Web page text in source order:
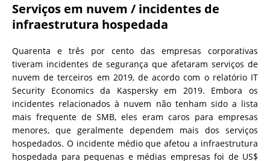
Serviços em nuvem / incidentes de
infraestrutura hospedada
Quarenta e três por cento das empresas corporativas
tiveram incidentes de segurança que afetaram serviços de
nuvem de terceiros em 2019, de acordo com o relatório IT
Security Economics da Kaspersky em 2019. Embora os
incidentes relacionados à nuvem não tenham sido a lista
mais frequente de SMB, eles eram caros para empresas
menores, que geralmente dependem mais dos serviços
hospedados. O incidente médio que afetou a infraestrutura
hospedada para pequenas e médias empresas foi de US$